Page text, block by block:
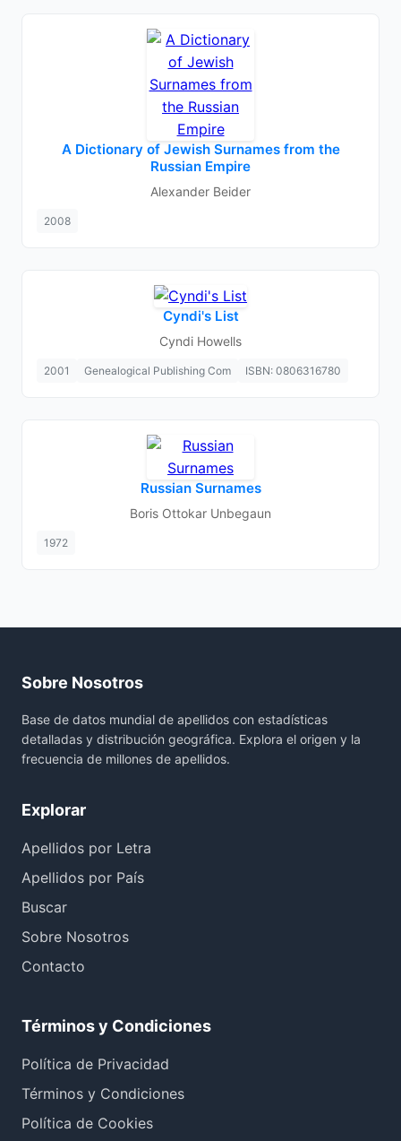
A Dictionary of Jewish Surnames from the
Russian Empire
Alexander Beider
2008
Cyndi's List
Cyndi Howells
2001 Genealogical Publishing Com ISBN: 0806316780
Russian Surnames
Boris Ottokar Unbegaun
1972
Sobre Nosotros
Base de datos mundial de apellidos con estadísticas
detalladas y distribución geográfica. Explora el origen y la
frecuencia de millones de apellidos.
Explorar
Apellidos por Letra
Apellidos por País
Buscar
Sobre Nosotros
Contacto
Términos y Condiciones
Política de Privacidad
Términos y Condiciones
Política de Cookies